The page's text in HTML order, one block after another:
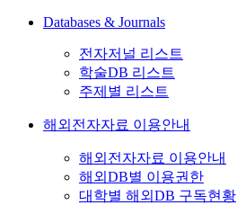
Databases & Journals
전자저널 리스트
학술DB 리스트
주제별 리스트
해외전자자료 이용안내
해외전자자료 이용안내
해외DB별 이용권한
대학별 해외DB 구독현황